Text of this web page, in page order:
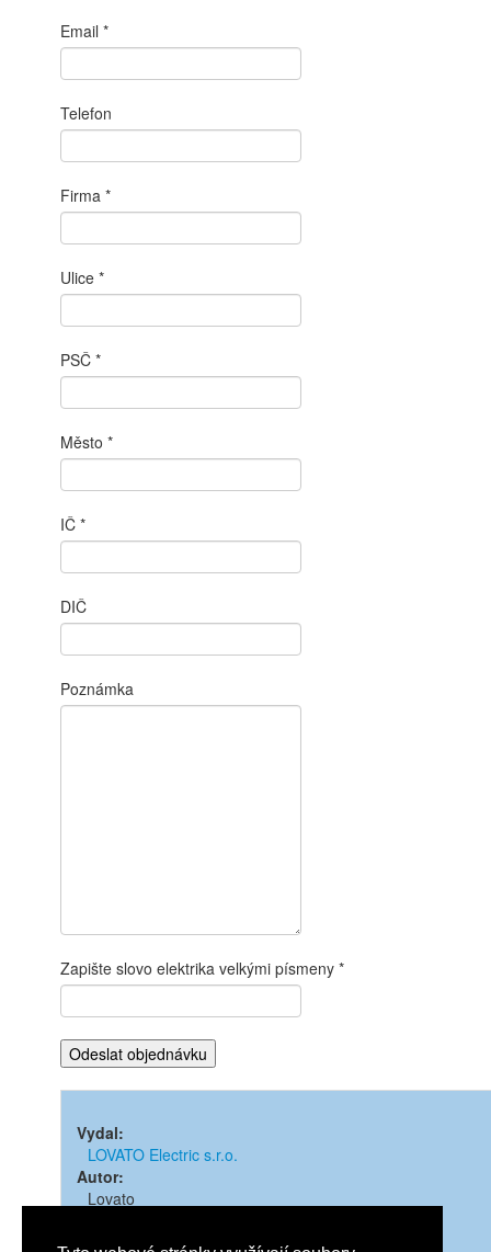
Email
Telefon
Firma
Ulice
PSČ
Město
IČ
DIČ
Poznámka
Zapište slovo elektrika velkými písmeny
Vydal:
LOVATO Electric s.r.o.
Autor:
Lovato
2010